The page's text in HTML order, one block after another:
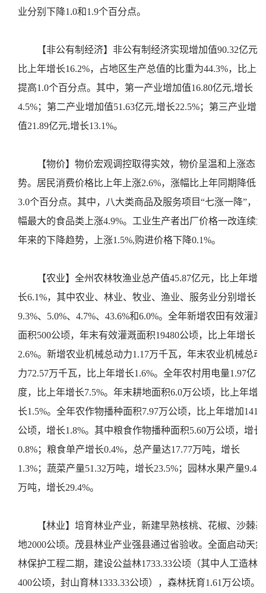
业分别下降1.0和1.9个百分点。
【非公有制经济】非公有制经济实现增加值90.32亿元,
比上年增长16.2%，占地区生产总值的比重为44.3%，比上年
提高1.0个百分点。其中，第一产业增加值16.80亿元,增长
4.5%；第二产业增加值51.63亿元,增长22.5%；第三产业增加
值21.89亿元,增长13.1%。
【物价】物价宏观调控取得实效，物价呈温和上涨态
势。居民消费价格比上年上涨2.6%，涨幅比上年同期降低
3.0个百分点。其中，八大类商品及服务项目“七涨一降”，涨
幅最大的食品类上涨4.9%。工业生产者出厂价格一改连续六
年来的下降趋势，上涨1.5%,购进价格下降0.1%。
【农业】全州农林牧渔业总产值45.87亿元，比上年增
长6.1%，其中农业、林业、牧业、渔业、服务业分别增长
9.3%、5.0%、4.7%、43.6%和6.0%。全年新增农田有效灌溉
面积500公顷，年末有效灌溉面积19480公顷，比上年增长
2.6%。新增农业机械总动力1.17万千瓦，年末农业机械总动
力72.57万千瓦，比上年增长1.6%。全年农村用电量1.97亿
度，比上年增长7.5%。年末耕地面积6.0万公顷，比上年增
长1.5%。全年农作物播种面积7.97万公顷，比上年增加1416
公顷，增长1.8%。其中粮食作物播种面积5.60万公顷，增长
0.8%；粮食单产增长0.4%，总产量达17.77万吨，增长
1.3%；蔬菜产量51.32万吨，增长23.5%；园林水果产量9.48
万吨，增长29.4%。
【林业】培育林业产业，新建早熟核桃、花椒、沙棘基
地2000公顷。茂县林业产业强县通过省验收。全面启动天然
林保护工程二期，建设公益林1733.33公顷（其中人工造林
400公顷，封山育林1333.33公顷），森林抚育1.61万公顷。